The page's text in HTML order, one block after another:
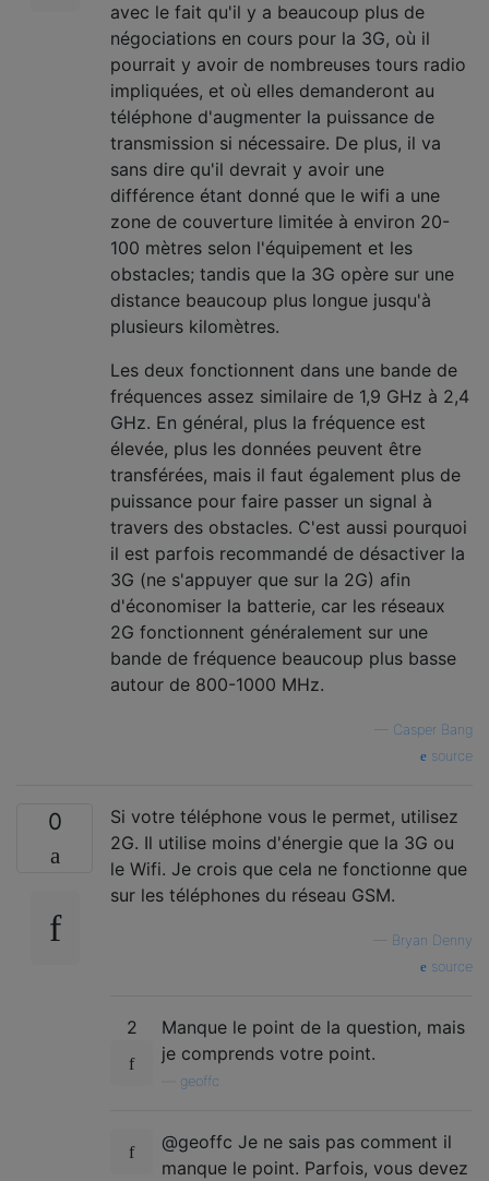
avec le fait qu'il y a beaucoup plus de
négociations en cours pour la 3G, où il
pourrait y avoir de nombreuses tours radio
impliquées, et où elles demanderont au
téléphone d'augmenter la puissance de
transmission si nécessaire. De plus, il va
sans dire qu'il devrait y avoir une
différence étant donné que le wifi a une
zone de couverture limitée à environ 20-
100 mètres selon l'équipement et les
obstacles; tandis que la 3G opère sur une
distance beaucoup plus longue jusqu'à
plusieurs kilomètres.
Les deux fonctionnent dans une bande de
fréquences assez similaire de 1,9 GHz à 2,4
GHz. En général, plus la fréquence est
élevée, plus les données peuvent être
transférées, mais il faut également plus de
puissance pour faire passer un signal à
travers des obstacles. C'est aussi pourquoi
il est parfois recommandé de désactiver la
3G (ne s'appuyer que sur la 2G) afin
d'économiser la batterie, car les réseaux
2G fonctionnent généralement sur une
bande de fréquence beaucoup plus basse
autour de 800-1000 MHz.
Casper Bang
source
0
Si votre téléphone vous le permet, utilisez
2G. Il utilise moins d'énergie que la 3G ou
le Wifi. Je crois que cela ne fonctionne que
sur les téléphones du réseau GSM.
Bryan Denny
source
2
Manque le point de la question, mais
je comprends votre point.
geoffc
@geoffc Je ne sais pas comment il
manque le point. Parfois, vous devez